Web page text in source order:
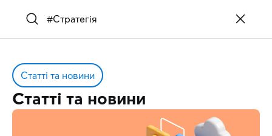
Статті та новини
Статті та новини